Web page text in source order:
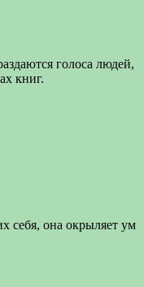
голоса людей,
книг.
себя, она окрыляет ум